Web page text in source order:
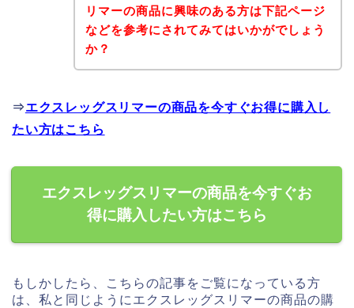
リマーの商品に興味のある方は下記ページ
などを参考にされてみてはいかがでしょう
か？
⇒エクスレッグスリマーの商品を今すぐお得に購入し
たい方はこちら
エクスレッグスリマーの商品を今すぐお
得に購入したい方はこちら
もしかしたら、こちらの記事をご覧になっている方
は、私と同じようにエクスレッグスリマーの商品の購